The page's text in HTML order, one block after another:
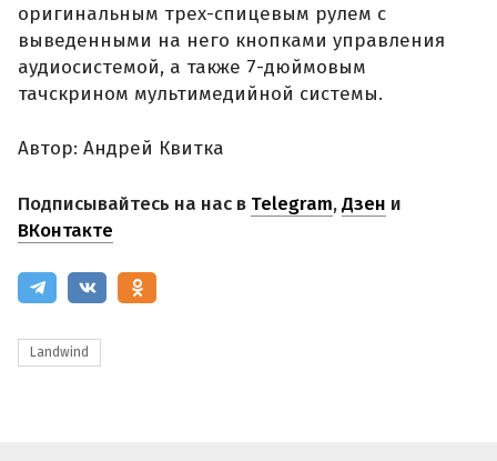
оригинальным трех-спицевым рулем с
выведенными на него кнопками управления
аудиосистемой, а также 7-дюймовым
тачскрином мультимедийной системы.
Автор: Андрей Квитка
Подписывайтесь на нас в Telegram,Дзен и
ВКонтакте
Landwind